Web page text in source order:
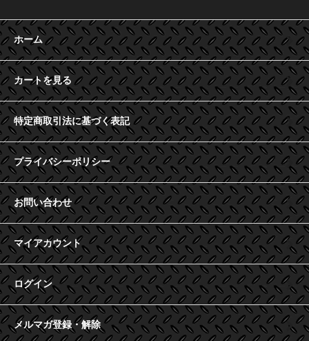
ホーム
カートを見る
特定商取引法に基づく表記
プライバシーポリシー
お問い合わせ
マイアカウント
ログイン
メルマガ登録・解除